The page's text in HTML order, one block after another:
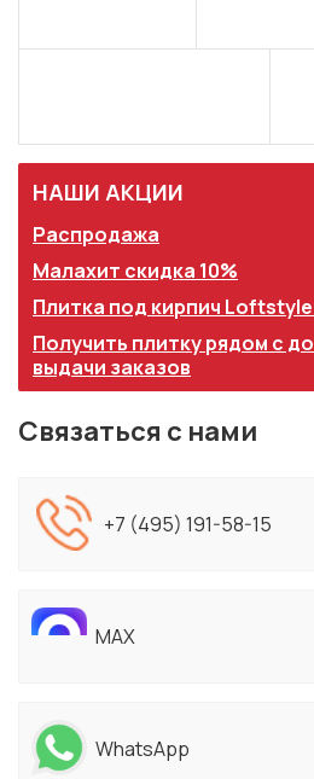
НАШИ АКЦИИ
Распродажа
Малахит скидка 10%
Плитка под кирпич
Получить плитку рядом с
выдачи заказов
Связаться с нами
+7 (495) 191-58-15
MAX
WhatsApp